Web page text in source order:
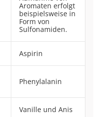
Aromaten erfolgt
beispielsweise in
Form von
Sulfonamiden.
Aspirin
Phenylalanin
Vanille und Anis